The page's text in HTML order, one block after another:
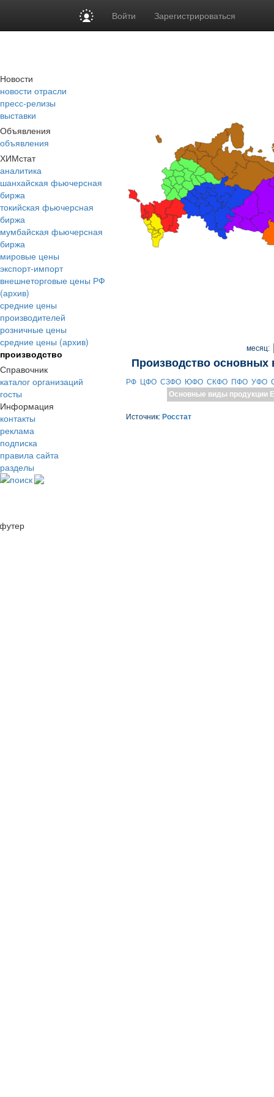
Войти Зарегистрироваться
Новости
новости отрасли
пресс-релизы
выставки
Объявления
объявления
ХИМстат
аналитика
шанхайская фьючерсная
биржа
токийская фьючерсная
биржа
мумбайская фьючерсная
биржа
мировые цены
экспорт-импорт
внешнеторговые цены РФ
(архив)
средние цены
производителей
розничные цены
средние цены (архив)
производство
Справочник
каталог организаций
госты
Информация
контакты
реклама
подписка
правила сайта
разделы
поиск
месяц:
Производство основных
РФ ЦФО СЗФО ЮФО СКФО ПФО УФО
Основные виды продукции
Источник: Росстат
футер